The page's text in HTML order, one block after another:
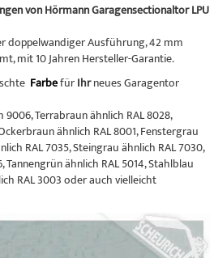
von Hörmann Garagensectionaltor LPU
doppelwandiger Ausführung, 42 mm
mit 10 Jahren Hersteller-Garantie.
FarbefürIhrneues Garagentor
Terrabraun ähnlich RAL 8028,
ähnlich RAL 8001, Fenstergrau
RAL 7035, Steingrau ähnlich RAL 7030,
ähnlich RAL 5014, Stahlblau
RAL 3003 oder auch vielleicht